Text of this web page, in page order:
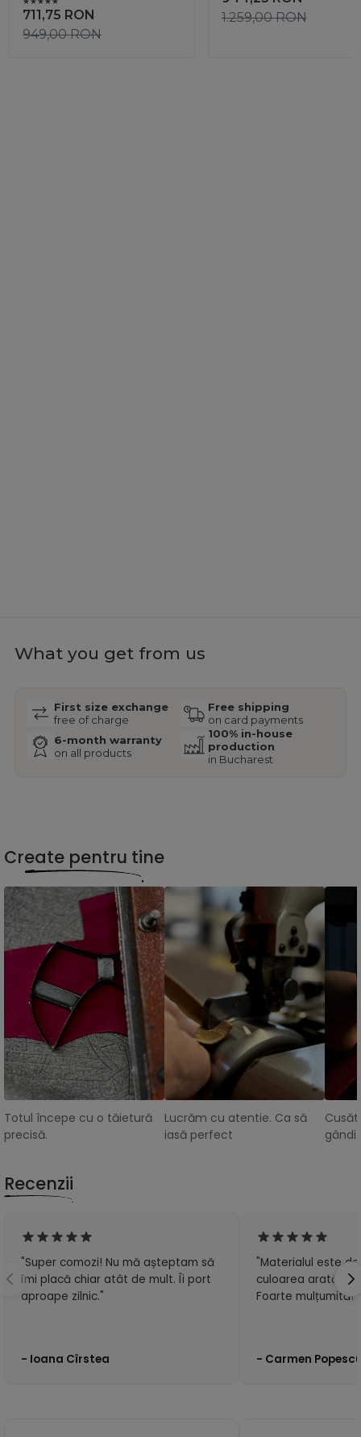
711,75 RON
949,00RON
1.259,00RON
What you get from us
First size exchange
free of charge
Free shipping
on card payments
6-month warranty
on all products
100% in-house
production
in Bucharest
Create pentru tine
Totul începe cu o tăietură
precisă.
Lucrăm cu atentie. Ca să
iasă perfect
Recenzii
"Super comozi! Nu mă așteptam să
îmi placă chiar atât de mult. Îi port
aproape zilnic."
- Ioana Cîrstea
"Materialul este
culoarea arată
Foarte mulțumită!"
- Carmen